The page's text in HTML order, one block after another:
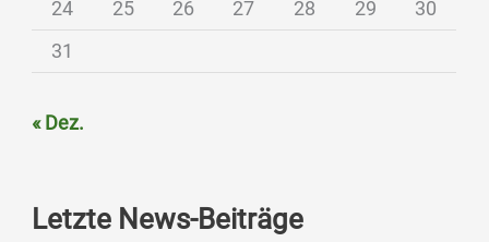
24
25 26 27 28 29
30
31
« Dez.
Letzte News-Beiträge